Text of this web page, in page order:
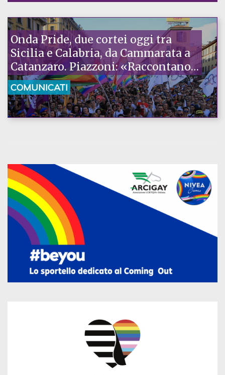
Onda Pride, due cortei oggi tra
Sicilia e Calabria, da Cammarata a
Catanzaro. Piazzoni: «Raccontano
la nostra ostinazione»
COMUNICATI